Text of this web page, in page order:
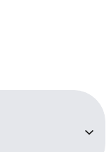
კაპრის ტური